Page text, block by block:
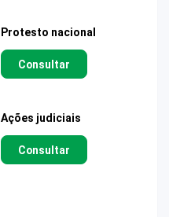
Protesto nacional
Consultar
Ações judiciais
Consultar